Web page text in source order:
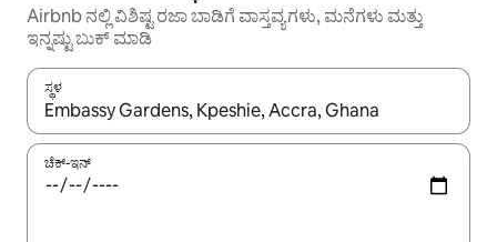
Airbnb ನಲ್ಲಿ ವಿಶಿಷ್ಟ ರಜಾ ಬಾಡಿಗೆ ವಾಸ್ತವ್ಯಗಳು, ಮನೆಗಳು ಮತ್ತು
ಇನ್ನಷ್ಟು ಬುಕ್ ಮಾಡಿ
ಸ್ಥಳ
ಫಲಿತಾಂಶಗಳು ಲಭ್ಯವಿರುವಾಗ, ಅಪ್ ಮತ್ತು ಡೌನ್ ಬಾಣದ ಕೀಲಿಗಳೊಂದಿಗೆ
ಚೆಕ್-ಇನ್